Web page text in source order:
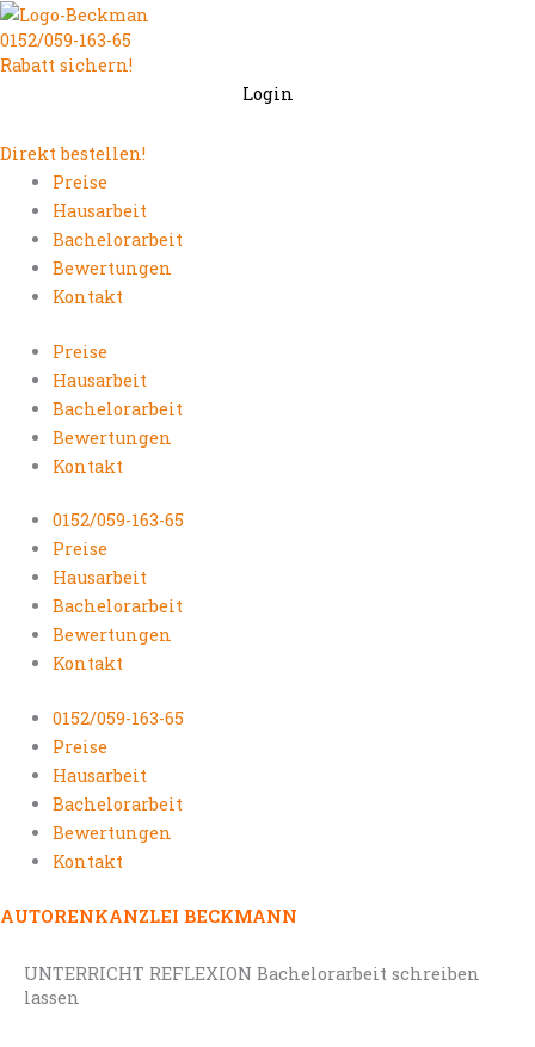
Zum
Inhalt
springen
0152/059-163-65
Rabatt sichern!
Login
Direkt bestellen!
Preise
Hausarbeit
Bachelorarbeit
Bewertungen
Kontakt
Preise
Hausarbeit
Bachelorarbeit
Bewertungen
Kontakt
0152/059-163-65
Preise
Hausarbeit
Bachelorarbeit
Bewertungen
Kontakt
0152/059-163-65
Preise
Hausarbeit
Bachelorarbeit
Bewertungen
Kontakt
AUTORENKANZLEI BECKMANN
UNTERRICHT REFLEXION Bachelorarbeit schreiben
lassen